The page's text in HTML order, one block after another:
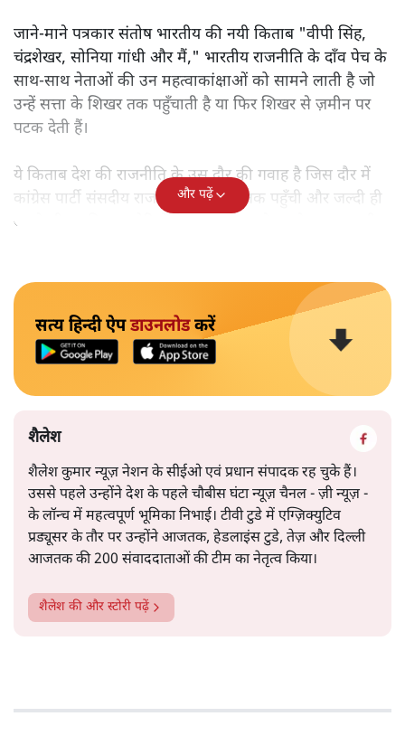
जाने-माने पत्रकार संतोष भारतीय की नयी किताब "वीपी सिंह,
चंद्रशेखर, सोनिया गांधी और मैं," भारतीय राजनीति के दाँव पेच के
साथ-साथ नेताओं की उन महत्वाकांक्षाओं को सामने लाती है जो
उन्हें सत्ता के शिखर तक पहुँचाती है या फिर शिखर से ज़मीन पर
पटक देती हैं।
ये किताब देश की राजनीति के उस दौर की गवाह है जिस दौर में
कांग्रेस पार्टी संसदीय राजनीति के शिखर तक पहुँची और जल्दी ही
अपने भीतर की कमज़ोरियों के कारण पतन के रास्ते पर चल पड़ी।
और पढ़ें
सत्य हिन्दी ऐपडाउनलोडकरें
शैलेश
शैलेश कुमार न्यूज़ नेशन के सीईओ एवं प्रधान संपादक रह चुके हैं।
उससे पहले उन्होंने देश के पहले चौबीस घंटा न्यूज़ चैनल - ज़ी न्यूज़ -
के लॉन्च में महत्वपूर्ण भूमिका निभाई। टीवी टुडे में एग्ज़िक्युटिव
प्रड्यूसर के तौर पर उन्होंने आजतक, हेडलाइंस टुडे, तेज़ और दिल्ली
आजतक की 200 संवाददाताओं की टीम का नेतृत्व किया।
शैलेश की और स्टोरी पढ़ें